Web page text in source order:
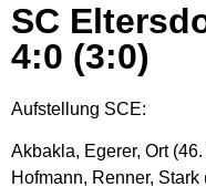
SC
4:0 (3:0)
Aufstellung SCE:
Akbakla, Egerer, Ort
Hofmann, Renner,